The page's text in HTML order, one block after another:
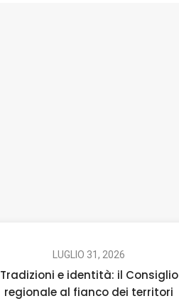
LUGLIO 31, 2026
Tradizioni e identità: il Consiglio
regionale al fianco dei territori